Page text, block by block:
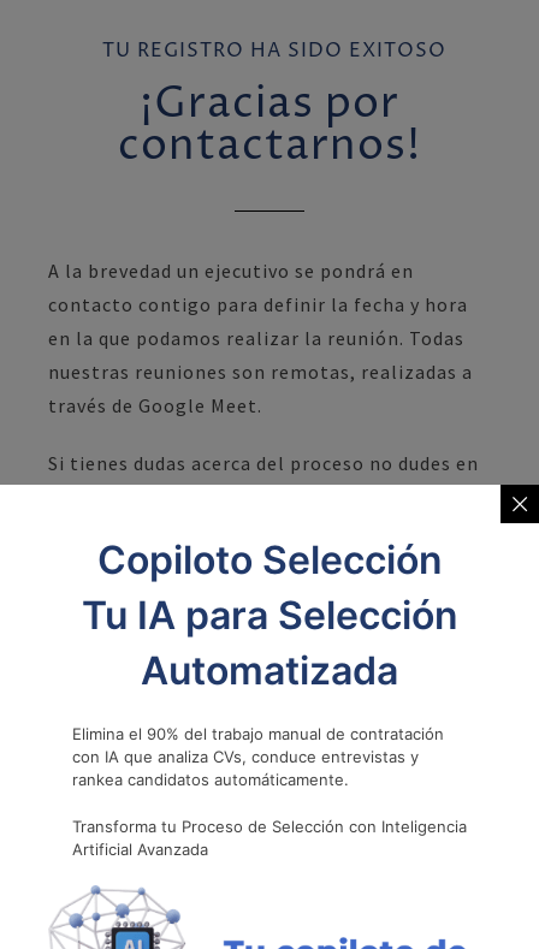
TU REGISTRO HA SIDO EXITOSO
¡Gracias por
contactarnos!
A la brevedad un ejecutivo se pondrá en
contacto contigo para definir la fecha y hora
en la que podamos realizar la reunión. Todas
nuestras reuniones son remotas, realizadas a
través de Google Meet.
Si tienes dudas acerca del proceso no dudes en
contacto@nobilis.cl
Cordialmente,
El Equipo de Nobilis
Copiloto Selección
Tu IA para Selección
Automatizada
Elimina el 90% del trabajo manual de contratación
con IA que analiza CVs, conduce entrevistas y
rankea candidatos automáticamente.
Transforma tu Proceso de Selección con Inteligencia
Artificial Avanzada